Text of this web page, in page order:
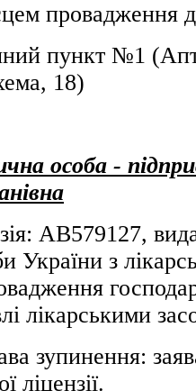
провадження
пункт №1
18)
особа -
АВ579127,
України з
лікарськими
зупинення:
ліцензії.